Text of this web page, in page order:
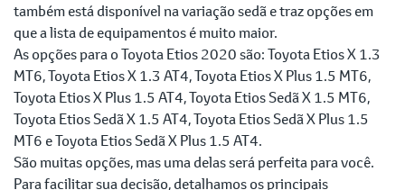
também está disponível na variação sedã e traz opções em
que a lista de equipamentos é muito maior.
As opções para o Toyota Etios 2020 são: Toyota Etios X 1.3
MT6, Toyota Etios X 1.3 AT4, Toyota Etios X Plus 1.5 MT6,
Toyota Etios X Plus 1.5 AT4, Toyota Etios Sedã X 1.5 MT6,
Toyota Etios Sedã X 1.5 AT4, Toyota Etios Sedã X Plus 1.5
MT6 e Toyota Etios Sedã X Plus 1.5 AT4.
São muitas opções, mas uma delas será perfeita para você.
Para facilitar sua decisão, detalhamos os principais